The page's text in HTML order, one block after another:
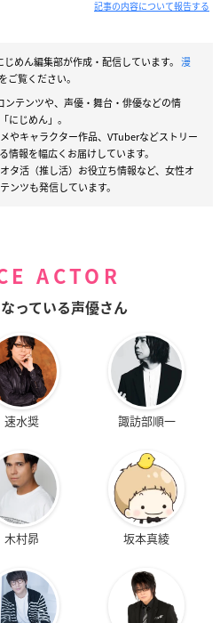
記事の内容について報告する
じめん編集部が作成・配信しています。 漫
ご覧ください。
テンツや、声優・舞台・俳優などの情
にじめん」。
やキャラクター作品、VTuberなどストリー
情報を幅広くお届けしています。
タ活（推し活）お役立ち情報など、女性オ
ンツも発信しています。
ACTOR
っている声優さん
速水奨 諏訪部順一
木村昴 坂本真綾